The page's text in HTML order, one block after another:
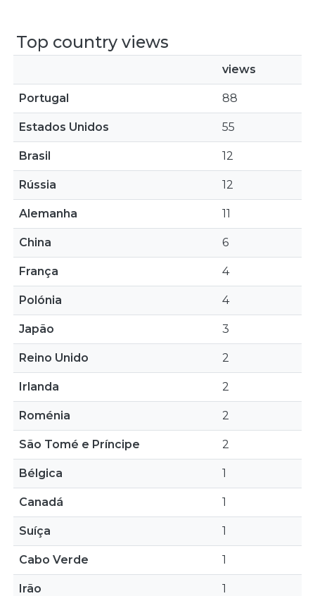
Top country views
views
Portugal 88
Estados Unidos 55
Brasil 12
Rússia 12
Alemanha 11
China 6
França 4
Polónia 4
Japão 3
Reino Unido 2
Irlanda 2
Roménia 2
São Tomé e Príncipe 2
Bélgica 1
Canadá 1
Suíça 1
Cabo Verde 1
Irão 1